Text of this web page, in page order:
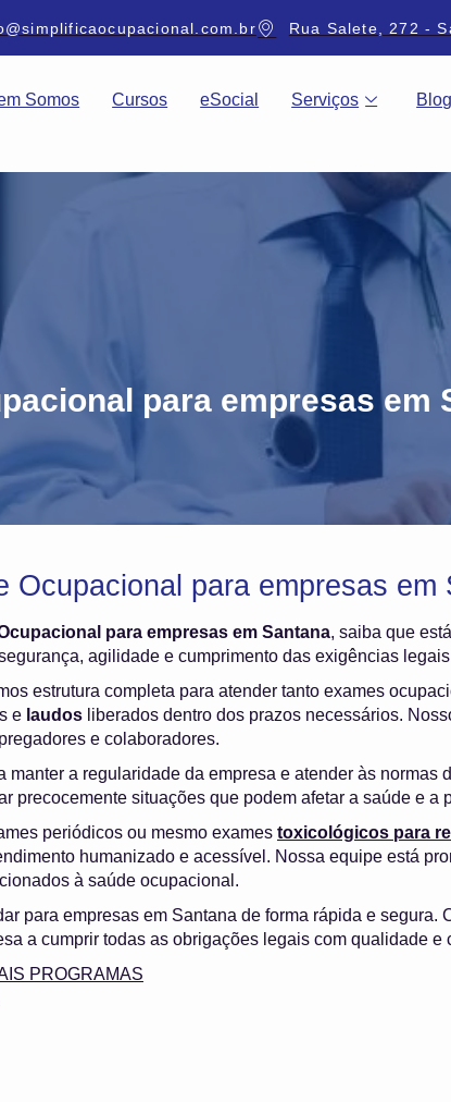
Rua Salete, 272 -
Somos Cursos eSocial Serviços Blog
para empresas em
Ocupacional para empresas em
para empresas em Santana, saiba que
agilidade e cumprimento das exigências
estrutura completa para atender tanto exames
e laudos liberados dentro dos prazos necessários.
e colaboradores.
manter a regularidade da empresa e atender às normas
precocemente situações que podem afetar a saúde e a
periódicos ou mesmo exames toxicológicos para
humanizado e acessível. Nossa equipe está
à saúde ocupacional.
para empresas em Santana de forma rápida e segura.
a cumprir todas as obrigações legais com qualidade e
PROGRAMAS